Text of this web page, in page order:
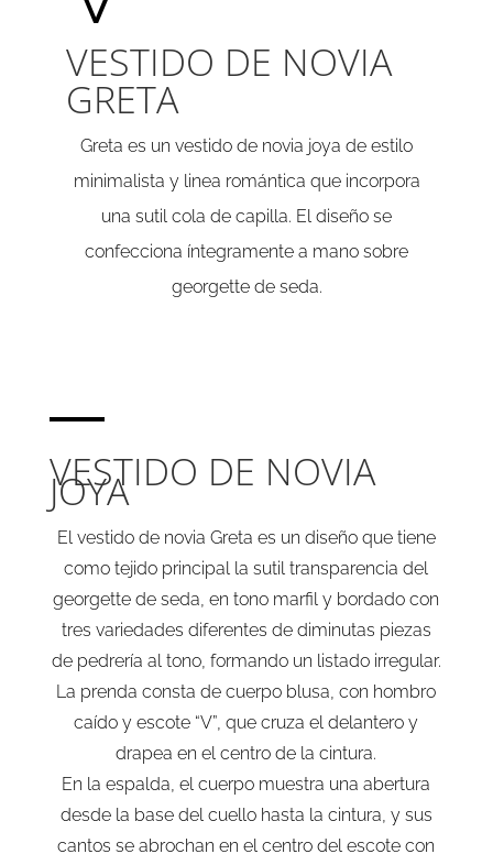
VESTIDO DE NOVIA
GRETA
Greta es un vestido de novia joya de estilo
minimalista y linea romántica que incorpora
una sutil cola de capilla. El diseño se
confecciona íntegramente a mano sobre
georgette de seda.
VESTIDO DE NOVIA
JOYA
El vestido de novia Greta es un diseño que tiene
como tejido principal la sutil transparencia del
georgette de seda, en tono marfil y bordado con
tres variedades diferentes de diminutas piezas
de pedrería al tono, formando un listado irregular.
La prenda consta de cuerpo blusa, con hombro
caído y escote “V”, que cruza el delantero y
drapea en el centro de la cintura.
En la espalda, el cuerpo muestra una abertura
desde la base del cuello hasta la cintura, y sus
cantos se abrochan en el centro del escote con